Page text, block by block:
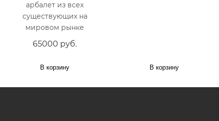
арбалет из всех
существующих на
мировом рынке
65000 руб.
В корзину В корзину